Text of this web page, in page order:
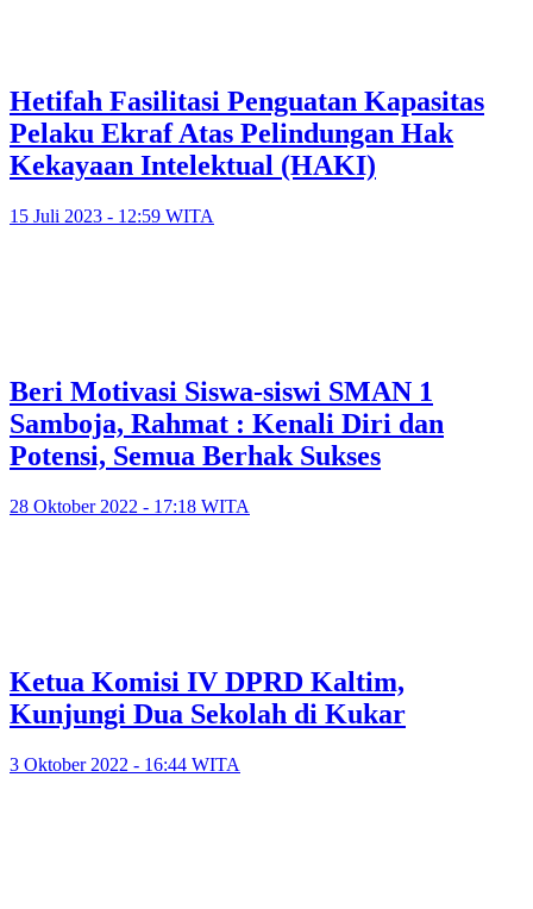
Hetifah Fasilitasi Penguatan Kapasitas
Pelaku Ekraf Atas Pelindungan Hak
Kekayaan Intelektual (HAKI)
15 Juli 2023 - 12:59 WITA
Beri Motivasi Siswa-siswi SMAN 1
Samboja, Rahmat : Kenali Diri dan
Potensi, Semua Berhak Sukses
28 Oktober 2022 - 17:18 WITA
Ketua Komisi IV DPRD Kaltim,
Kunjungi Dua Sekolah di Kukar
3 Oktober 2022 - 16:44 WITA